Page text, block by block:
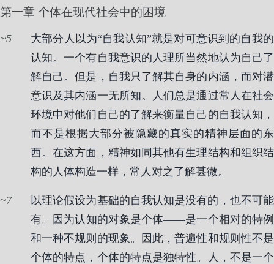
第一章 个体在现代社会中的困境
5
大部分人以为“自我认知”就是对可意识到的自我的
认知。一个有自我意识的人理所当然地认为自己了
解自己。但是，自我只了解其自身的内涵，而对潜
意识及其内涵一无所知。人们总是通过常人在社会
环境中对他们自己的了解来衡量自己的自我认知，
而不是根据大部分被隐藏的真实的精神层面的东
西。在这方面，精神如同其他有生理结构和组织结
构的人体构造一样，常人对之了解甚微。
7
以理论假设为基础的自我认知是没有的，也不可能
有。因为认知的对象是个体——是一个相对的特例
和一种不规则的现象。因此，普遍性和规则性不是
个体的特点，个体的特点是独特性。人，不是一个